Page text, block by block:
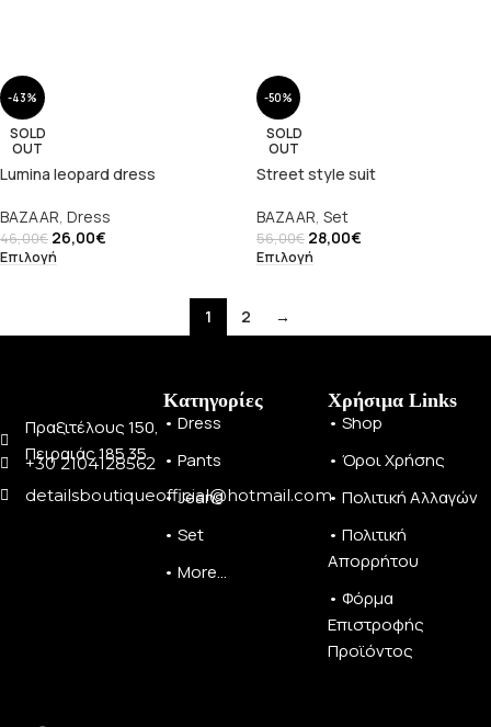
-43%
SOLD
OUT
Lumina leopard dress
BAZAAR, Dress
46,00€ 26,00€
Επιλογή
-50%
SOLD
OUT
Street style suit
BAZAAR, Set
56,00€ 28,00€
Επιλογή
1 2 →
Πραξιτέλους 150,
Πειραιάς 185 35
+30 2104128562
detailsboutiqueofficial@hotmail.com
Κατηγορίες
• Dress
• Pants
• Jeans
• Set
• More...
Χρήσιμα Links
• Shop
• Όροι Χρήσης
• Πολιτική Αλλαγών
• Πολιτική
Απορρήτου
• Φόρμα
Επιστροφής
Προϊόντος